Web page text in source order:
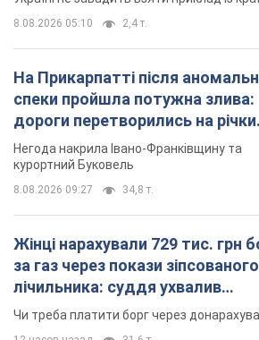
за газ через покази зіпсованого
лічильника: суддя ухвалив
неочікуване рішення
12 часов назад 31,6 т.